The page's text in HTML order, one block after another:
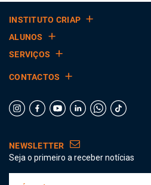
INSTITUTO CRIAP
ALUNOS
SERVIÇOS
CONTACTOS
NEWSLETTER
Seja o primeiro a receber notícias